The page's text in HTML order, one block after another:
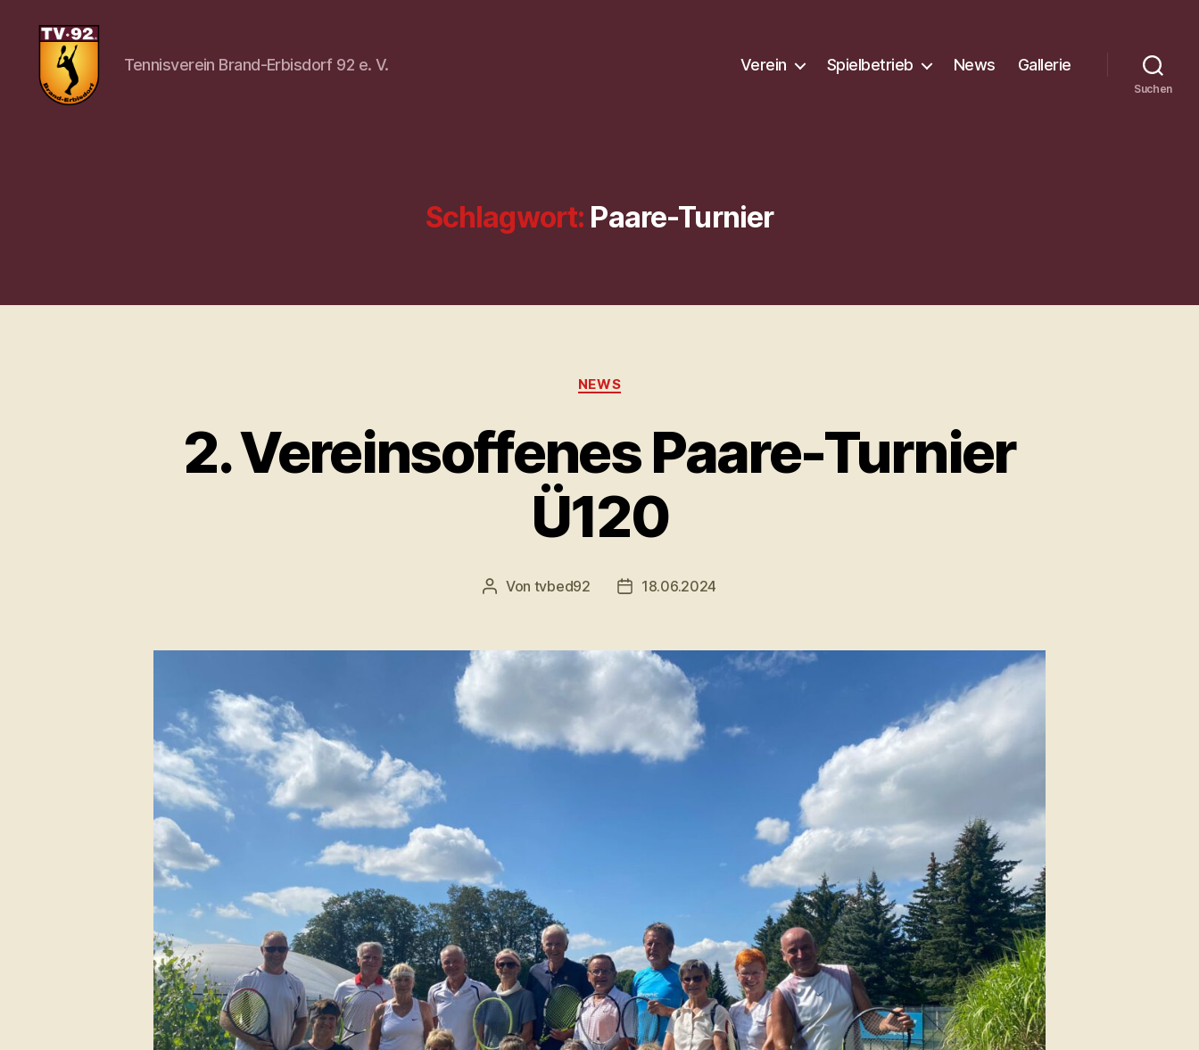
Tennisverein Brand-Erbisdorf 92 e. V. Verein Spielbetrieb News Gallerie
Suchen
Schlagwort: Paare-Turnier
Kategorien
NEWS
2. Vereinsoffenes Paare-Turnier
Ü120
Beitragsautor
Von tvbed92 Veröffentlichungsdatum
18.06.2024